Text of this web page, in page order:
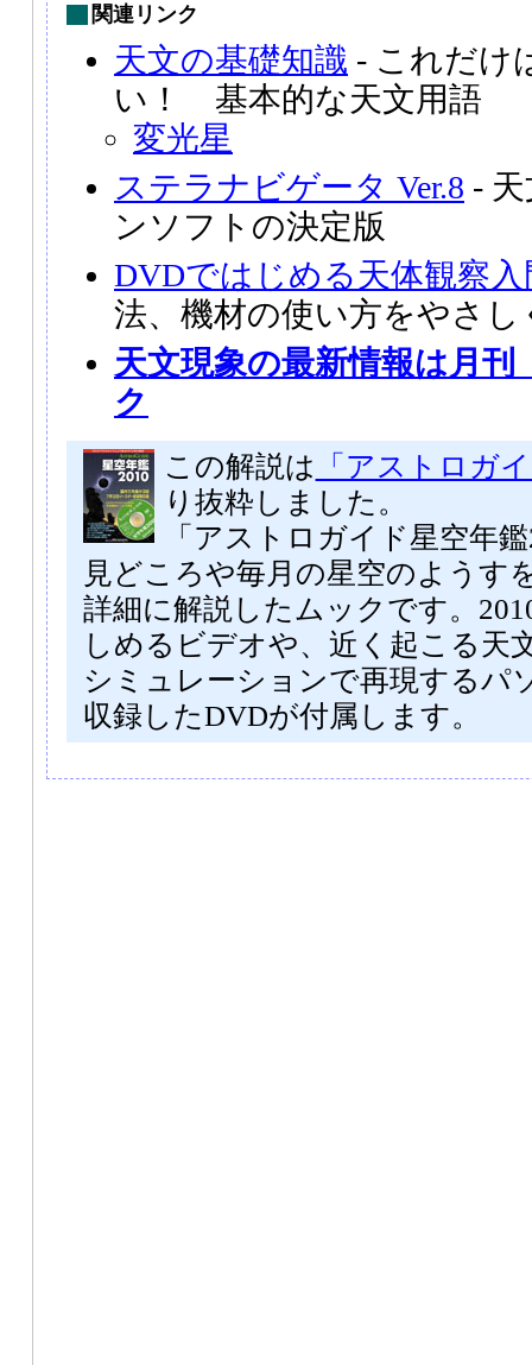
関連リンク
天文の基礎知識 - これだけ
い！ 基本的な天文用語
変光星
ステラナビゲータ Ver.8 -
ンソフトの決定版
DVDではじめる天体観察入
法、機材の使い方をやさし
天文現象の最新情報は月
ク
この解説は 「アストロガ
り抜粋しました。
「アストロガイド星空年
見どころや毎月の星空のようす
詳細に解説したムックです。
しめるビデオや、近く起こる天
シミュレーションで再現するパ
収録したDVDが付属します。